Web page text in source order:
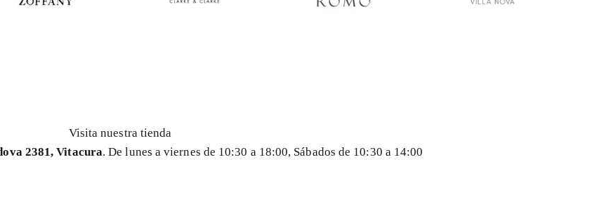
Visita nuestra tienda
2381, Vitacura. De lunes a viernes de 10:30 a 18:00, Sábados de 10:30 a 14:00